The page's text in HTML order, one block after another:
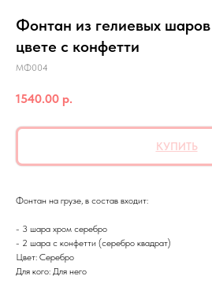
Фонтан из гелиевых
цвете с конфетти
МФ004
1540.00 р.
КУПИТЬ
Фонтан на грузе, в состав входит:
- 3 шара хром серебро
- 2 шара с конфетти (серебро квадрат)
Цвет: Серебро
Для кого: Для него